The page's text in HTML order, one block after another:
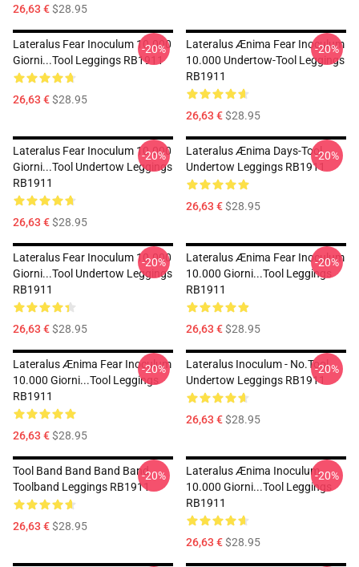
26,63 €$28.95
Lateralus Fear Inoculum 10.000
Giorni...tool Leggings RB1911
26,63 €$28.95
-20%
Lateralus Ænima Fear Inoculum
10.000 Undertow-Tool Leggings
RB1911
26,63 €$28.95
-20%
Lateralus Fear Inoculum 10.000
Giorni...tool Undertow Leggings
RB1911
26,63 €$28.95
-20%
Lateralus Ænima Days-Tool
Undertow Leggings RB1911
26,63 €$28.95
-20%
Lateralus Fear Inoculum 10.000
Giorni...tool Undertow Leggings
RB1911
26,63 €$28.95
-20%
Lateralus Ænima Fear Inoculum
10.000 Giorni...tool Leggings
RB1911
26,63 €$28.95
-20%
Lateralus Ænima Fear Inoculum
10.000 Giorni...tool Leggings
RB1911
26,63 €$28.95
-20%
Lateralus Inoculum - No.tool
Undertow Leggings RB1911
26,63 €$28.95
-20%
Tool Band Band Band Band
Toolband Leggings RB1911
26,63 €$28.95
-20%
Lateralus Ænima Inoculum
10.000 Giorni...tool Leggings
RB1911
26,63 €$28.95
-20%